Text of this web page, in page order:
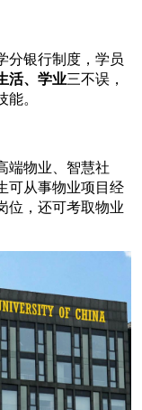
分银行制度，学员
活、学业三不误，
。
端物业、智慧社
可从事物业项目经
位，还可考取物业